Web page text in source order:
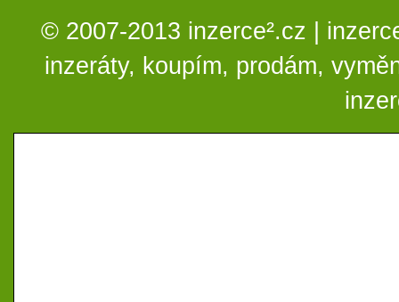
© 2007-2013 inzerce².cz |
inzeráty, koupím, prodám,